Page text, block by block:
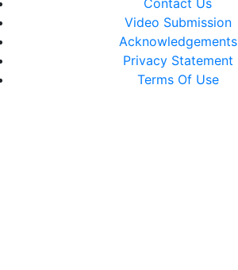
Contact Us
Video Submission
Acknowledgements
Privacy Statement
Terms Of Use